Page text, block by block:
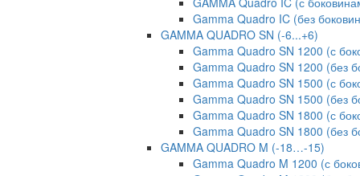
Gamma Quadro IC (без
GAMMA QUADRO SN (-6...+6)
Gamma Quadro SN 1200 (с
Gamma Quadro SN 1200 (без
Gamma Quadro SN 1500 (с
Gamma Quadro SN 1500 (без
Gamma Quadro SN 1800 (с
Gamma Quadro SN 1800 (без
GAMMA QUADRO M (-18…-15)
Gamma Quadro M 1200 (с